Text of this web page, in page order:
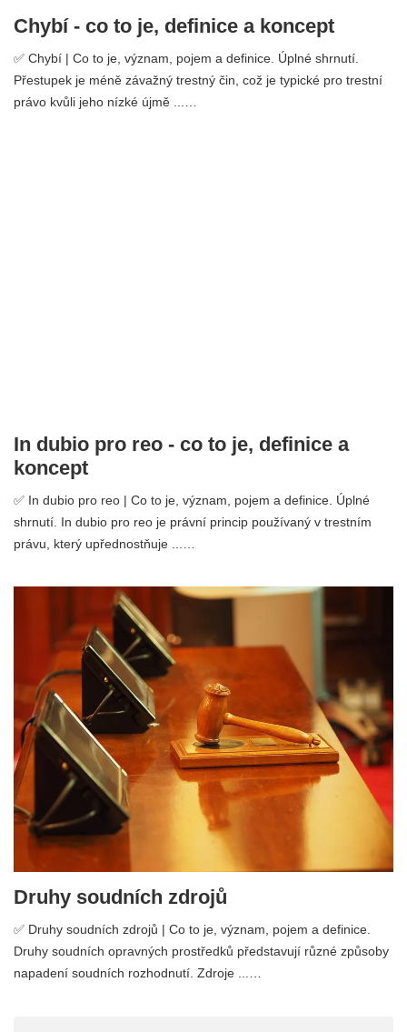
Chybí - co to je, definice a koncept
✅ Chybí | Co to je, význam, pojem a definice. Úplné shrnutí.
Přestupek je méně závažný trestný čin, což je typické pro trestní
právo kvůli jeho nízké újmě ...…
In dubio pro reo - co to je, definice a
koncept
✅ In dubio pro reo | Co to je, význam, pojem a definice. Úplné
shrnutí. In dubio pro reo je právní princip používaný v trestním
právu, který upřednostňuje ...…
Druhy soudních zdrojů
✅ Druhy soudních zdrojů | Co to je, význam, pojem a definice.
Druhy soudních opravných prostředků představují různé způsoby
napadení soudních rozhodnutí. Zdroje ...…